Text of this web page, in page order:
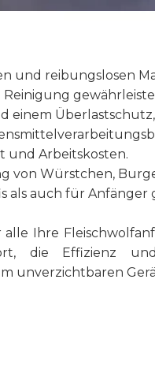
und reibungslosen
und Arbeitskosten.
von Würstchen,
als auch für Anfänger
Ihre
die Effizienz
unverzichtbaren